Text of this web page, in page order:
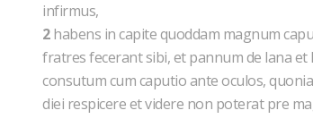
infirmus,
2habens in capite quoddam magnum
fratres fecerant sibi, et pannum de lana et
consutum cum caputio ante oculos,
diei respicere et videre non poterat pre